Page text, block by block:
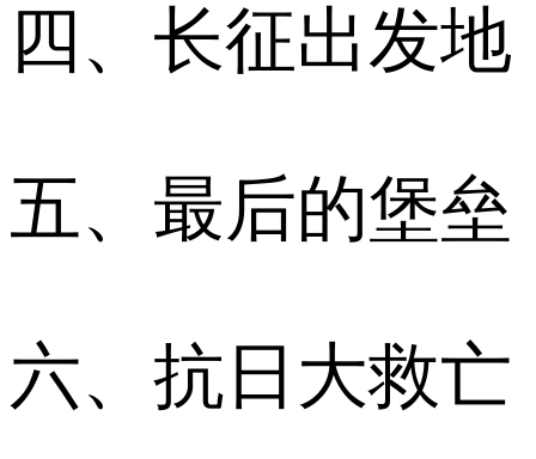
四、长征出发地
五、最后的堡垒
六、抗日大救亡